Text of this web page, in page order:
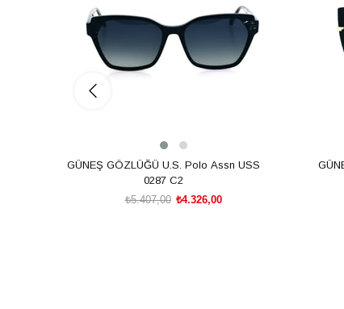
GÜNEŞ GÖZLÜĞÜ U.S. Polo Assn USS
0287 C2
₺4.326,00
₺5.407,00